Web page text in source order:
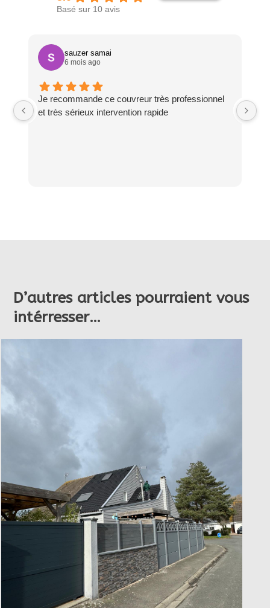
Basé sur 10 avis
sauzer samai
6 mois ago
Je recommande ce couvreur très professionnel
et très sérieux intervention rapide
D’autres articles pourraient vous
intérresser…